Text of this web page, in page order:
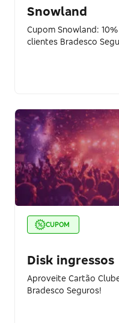
Snowland
Cupom Snowland:
clientes Bradesco
CUPOM
Disk ingressos
Aproveite Cartão
Bradesco Seguros!